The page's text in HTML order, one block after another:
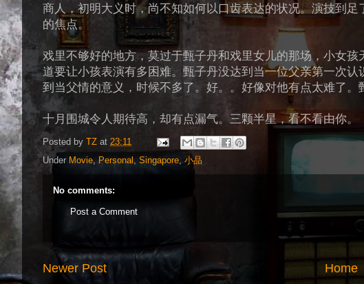
商人，初明大义时，尚不知如何以口齿表达的状况。演技到
的焦点。
戏里不够好的地方，莫过于甄子丹和戏里女儿的那场，小女
道要让小孩表演有多困难。甄子丹没达到当一位父亲第一次
到当父情的意义，时候不多了。好。。好像对他有点太难了
十月围城令人期待高，却有点漏气。三颗半星，看不看由你。
Posted by TZ at 23:11
Under Movie,Personal , Singapore, 小品
No comments:
Post a Comment
Newer Post Home